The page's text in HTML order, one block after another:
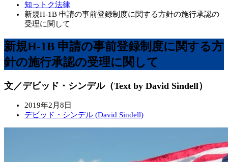
知っトク法律
新規H-1B 申請の事前登録制度に関する方針の施行承認の
受理に関して
新規H-1B 申請の事前登録制度に関する方
針の施行承認の受理に関して
文／デビッド・シンデル（Text by David Sindell）
2019年2月8日
デビッド・シンデル (David Sindell)